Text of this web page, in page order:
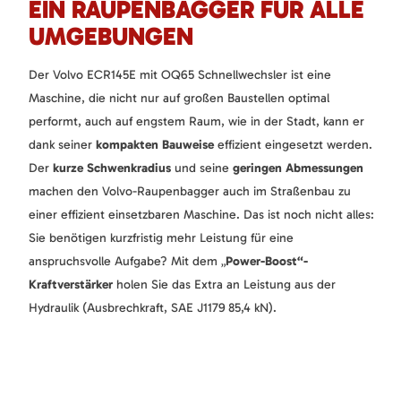
EIN RAUPENBAGGER FÜR ALLE
UMGEBUNGEN
Der Volvo ECR145E mit OQ65 Schnellwechsler ist eine
Maschine, die nicht nur auf großen Baustellen optimal
performt, auch auf engstem Raum, wie in der Stadt, kann er
dank seiner kompakten Bauweiseeffizient eingesetzt werden.
Der kurze Schwenkradius und seine geringen Abmessungen
machen den Volvo-Raupenbagger auch im Straßenbau zu
einer effizient einsetzbaren Maschine. Das ist noch nicht alles:
Sie benötigen kurzfristig mehr Leistung für eine
anspruchsvolle Aufgabe? Mit dem „Power-Boost“-
Kraftverstärker holen Sie das Extra an Leistung aus der
Hydraulik (Ausbrechkraft, SAE J1179 85,4 kN).